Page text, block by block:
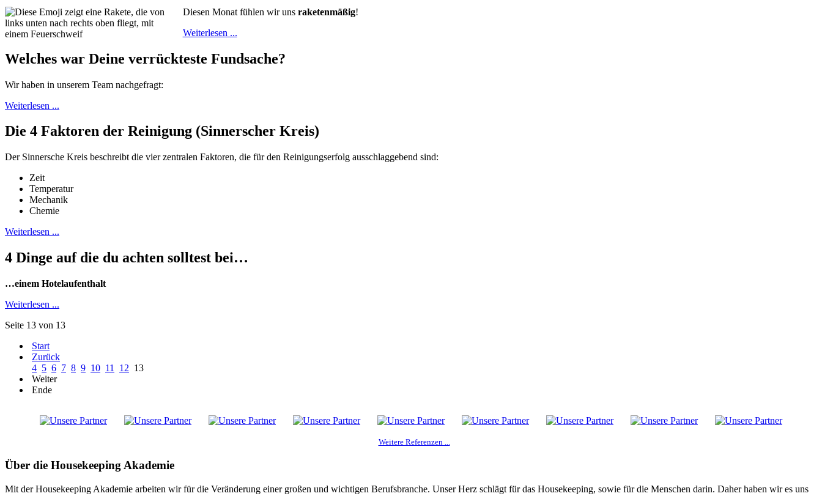
Diesen Monat fühlen wir uns raketenmäßig!
Weiterlesen ...
Welches war Deine verrückteste Fundsache?
Wir haben in unserem Team nachgefragt:
Weiterlesen ...
Die 4 Faktoren der Reinigung (Sinnerscher Kreis)
Der Sinnersche Kreis beschreibt die vier zentralen Faktoren, die für den Reinigungserfolg ausschlaggebend sind:
Zeit
Temperatur
Mechanik
Chemie
Weiterlesen ...
4 Dinge auf die du achten solltest bei…
…einem Hotelaufenthalt
Weiterlesen ...
Seite 13 von 13
Start
Zurück
4 5 6 7 8 9 10 11 12 13
Weiter
Ende
Weitere Referenzen ...
Über die Housekeeping Akademie
Mit der Housekeeping Akademie arbeiten wir für die Veränderung einer großen und wichtigen Berufsbranche. Unser Herz schlägt für das Housekeeping, sowie für die Menschen darin. Daher haben wir es uns